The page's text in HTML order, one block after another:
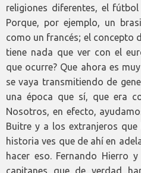
religiones diferentes, el
Porque, por ejemplo, un
como un francés; el concepto
tiene nada que ver con el
que ocurre? Que ahora es
se vaya transmitiendo de
una época que sí, que era
Nosotros, en efecto,
Buitre y a los extranjeros
historia ves que de ahí en
hacer eso. Fernando Hierro
capitanes que de verdad